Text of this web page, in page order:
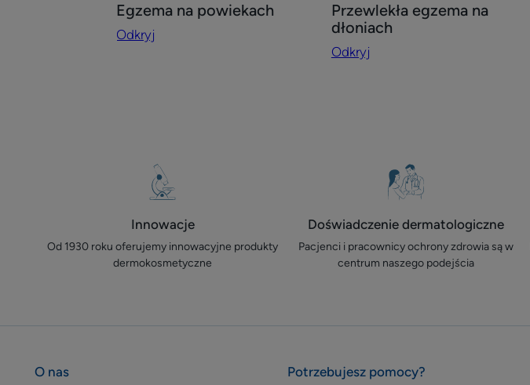
Egzema
na
Egzema na powiekach
Odkryj
Przewlekła
egzema
na
Przewlekła egzema na
dłoniach
Odkryj
Innowacje
Od 1930 roku oferujemy innowacyjne produkty
dermokosmetyczne
Doświadczenie dermatologiczne
Pacjenci i pracownicy ochrony zdrowia są w
centrum naszego podejścia
O nas Potrzebujesz pomocy?